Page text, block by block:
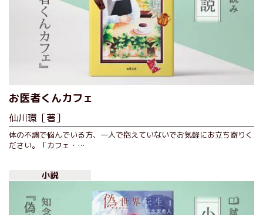
お医者くんカフェ
仙川環［著］
体の不調で悩んでいる方、一人で抱えていないでお気軽にお立ち寄りく
ださい。「カフェ・…
小説